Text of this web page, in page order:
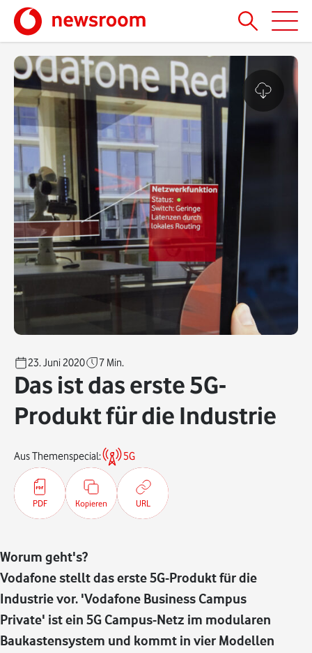
23. Juni 2020 7 Min.
Das ist das erste 5G-
Produkt für die Industrie
Aus Themenspecial: 5G
PDF Kopieren URL
Worum geht's?
Vodafone stellt das erste 5G-Produkt für die
Industrie vor. 'Vodafone Business Campus
Private' ist ein 5G Campus-Netz im modularen
Baukastensystem und kommt in vier Modellen